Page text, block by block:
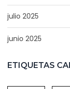
julio 2025
junio 2025
ETIQUETAS